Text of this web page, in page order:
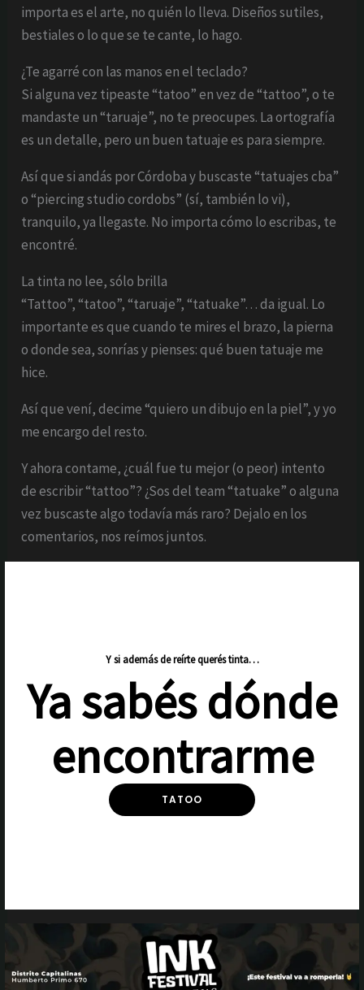
importa es el arte, no quién lo lleva. Diseños sutiles,
bestiales o lo que se te cante, lo hago.
¿Te agarré con las manos en el teclado?
Si alguna vez tipeaste “tatoo” en vez de “tattoo”, o te
mandaste un “taruaje”, no te preocupes. La ortografía
es un detalle, pero un buen tatuaje es para siempre.
Así que si andás por Córdoba y buscaste “tatuajes cba”
o “piercing studio cordobs” (sí, también lo vi),
tranquilo, ya llegaste. No importa cómo lo escribas, te
encontré.
La tinta no lee, sólo brilla
“Tattoo”, “tatoo”, “taruaje”, “tatuake”… da igual. Lo
importante es que cuando te mires el brazo, la pierna
o donde sea, sonrías y pienses: qué buen tatuaje me
hice.
Así que vení, decime “quiero un dibujo en la piel”, y yo
me encargo del resto.
Y ahora contame, ¿cuál fue tu mejor (o peor) intento
de escribir “tattoo”? ¿Sos del team “tatuake” o alguna
vez buscaste algo todavía más raro? Dejalo en los
comentarios, nos reímos juntos.
Y si además de reírte querés tinta…
Ya sabés dónde
encontrarme
TATOO